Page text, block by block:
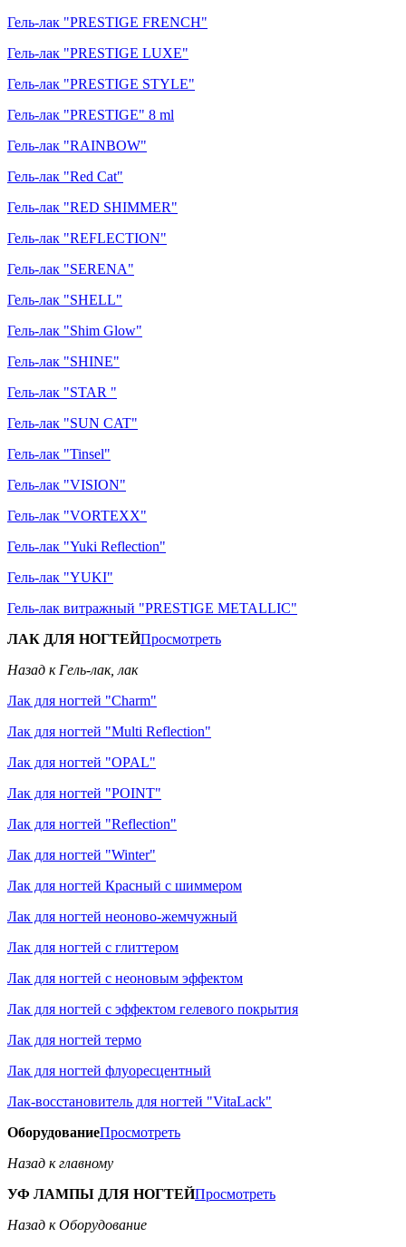
Гель-лак "PRESTIGE FRENCH"
Гель-лак "PRESTIGE LUXE"
Гель-лак "PRESTIGE STYLE"
Гель-лак "PRESTIGE" 8 ml
Гель-лак "RAINBOW"
Гель-лак "Red Cat"
Гель-лак "RED SHIMMER"
Гель-лак "REFLECTION"
Гель-лак "SERENA"
Гель-лак "SHELL"
Гель-лак "Shim Glow"
Гель-лак "SHINE"
Гель-лак "STAR "
Гель-лак "SUN CAT"
Гель-лак "Tinsel"
Гель-лак "VISION"
Гель-лак "VORTEXX"
Гель-лак "Yuki Reflection"
Гель-лак "YUKI"
Гель-лак витражный "PRESTIGE METALLIC"
ЛАК ДЛЯ НОГТЕЙПросмотреть
Назад к Гель-лак, лак
Лак для ногтей "Charm"
Лак для ногтей "Multi Reflection"
Лак для ногтей "OPAL"
Лак для ногтей "POINT"
Лак для ногтей "Reflection"
Лак для ногтей "Winter"
Лак для ногтей Красный с шиммером
Лак для ногтей неоново-жемчужный
Лак для ногтей с глиттером
Лак для ногтей с неоновым эффектом
Лак для ногтей с эффектом гелевого покрытия
Лак для ногтей термо
Лак для ногтей флуоресцентный
Лак-восстановитель для ногтей "VitaLack"
ОборудованиеПросмотреть
Назад к главному
УФ ЛАМПЫ ДЛЯ НОГТЕЙПросмотреть
Назад к Оборудование